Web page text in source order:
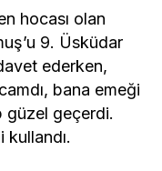
hocası olan
9. Üsküdar
ederken,
bana emeği
güzel geçerdi.